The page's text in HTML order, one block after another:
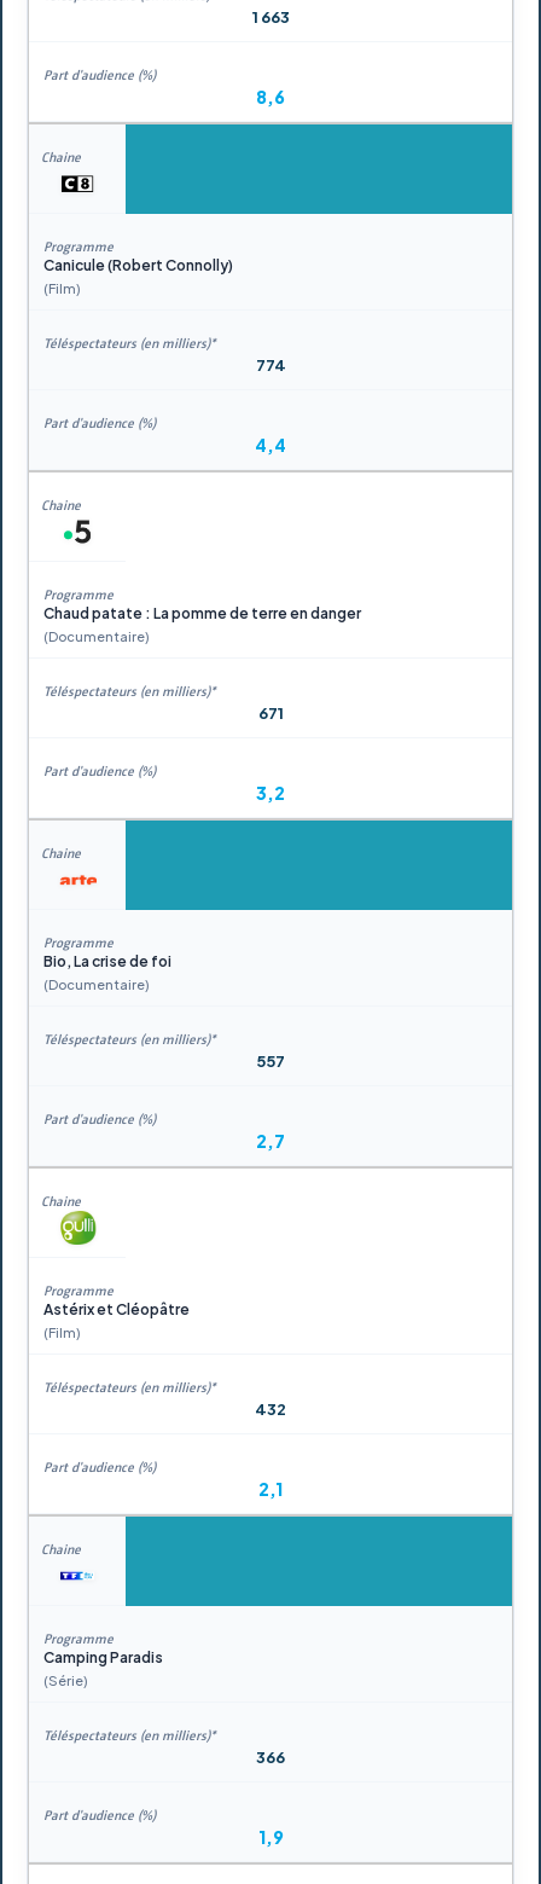
1 663
8,6
Canicule (Robert Connolly)
(Film)
774
4,4
Chaud patate : La pomme de terre en danger
(Documentaire)
671
3,2
Bio, La crise de foi
(Documentaire)
557
2,7
Astérix et Cléopâtre
(Film)
432
2,1
Camping Paradis
(Série)
366
1,9